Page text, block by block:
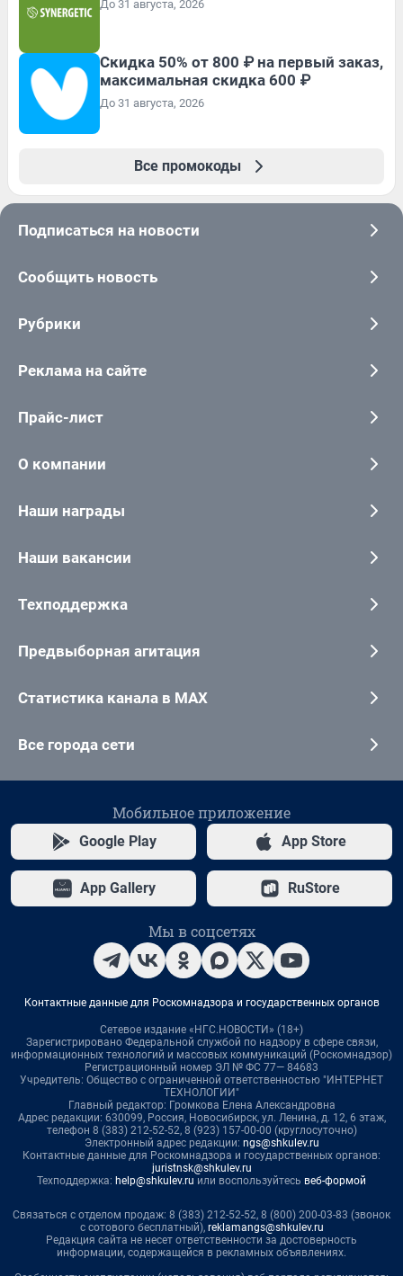
До 31 августа, 2026
Скидка 50% от 800 ₽ на первый заказ,
максимальная скидка 600 ₽
До 31 августа, 2026
Все промокоды
Подписаться на новости
Сообщить новость
Рубрики
Реклама на сайте
Прайс-лист
О компании
Наши награды
Наши вакансии
Техподдержка
Предвыборная агитация
Статистика канала в MAX
Все города сети
Мобильное приложение
Google Play App Store
App Gallery RuStore
Мы в соцсетях
Контактные данные для Роскомнадзора и государственных органов
Сетевое издание «НГС.НОВОСТИ» (18+)
Зарегистрировано Федеральной службой по надзору в сфере связи,
информационных технологий и массовых коммуникаций (Роскомнадзор)
Регистрационный номер ЭЛ № ФС 77— 84683
Учредитель: Общество с ограниченной ответственностью "ИНТЕРНЕТ
ТЕХНОЛОГИИ"
Главный редактор: Громкова Елена Александровна
Адрес редакции: 630099, Россия, Новосибирск, ул. Ленина, д. 12, 6 этаж,
телефон 8 (383) 212-52-52, 8 (923) 157-00-00 (круглосуточно)
Электронный адрес редакции: ngs@shkulev.ru
Контактные данные для Роскомнадзора и государственных органов:
juristnsk@shkulev.ru
Техподдержка: help@shkulev.ru или воспользуйтесь веб-формой
Связаться с отделом продаж: 8 (383) 212-52-52, 8 (800) 200-03-83 (звонок
с сотового бесплатный), reklamangs@shkulev.ru
Редакция сайта не несет ответственности за достоверность
информации, содержащейся в рекламных объявлениях.